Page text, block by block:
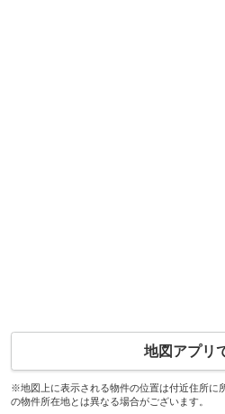
地図アプリ
※地図上に表示される物件の位置は付近住所に
の物件所在地とは異なる場合がございます。